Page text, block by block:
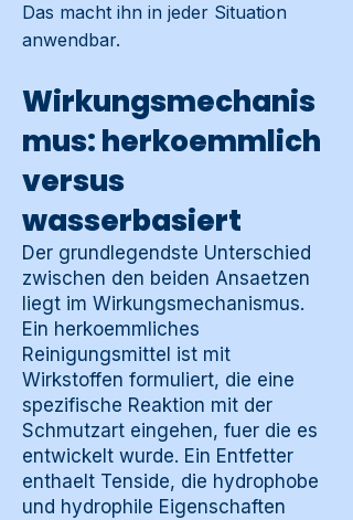
Das macht ihn in jeder Situation
anwendbar.
Wirkungsmechanis
mus: herkoemmlich
versus
wasserbasiert
Der grundlegendste Unterschied
zwischen den beiden Ansaetzen
liegt im Wirkungsmechanismus.
Ein herkoemmliches
Reinigungsmittel ist mit
Wirkstoffen formuliert, die eine
spezifische Reaktion mit der
Schmutzart eingehen, fuer die es
entwickelt wurde. Ein Entfetter
enthaelt Tenside, die hydrophobe
und hydrophile Eigenschaften